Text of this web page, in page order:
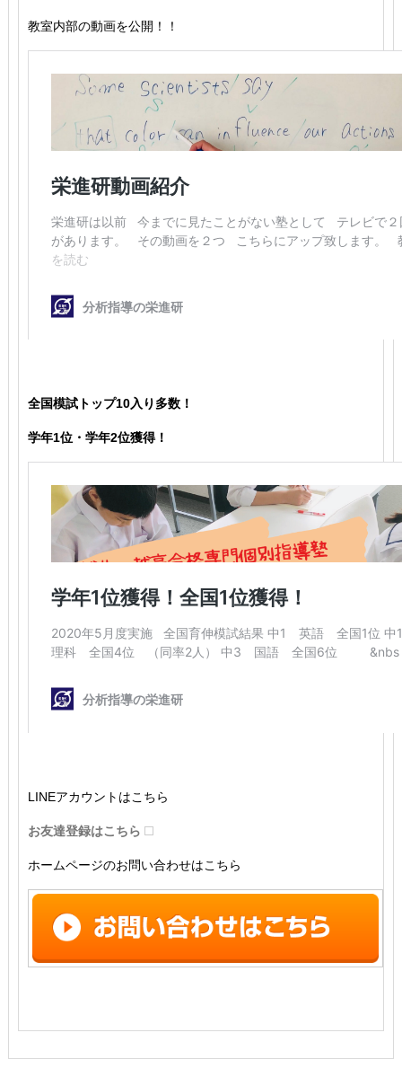
教室内部の動画を公開！！
全国模試トップ10入り多数！
学年1位・学年2位獲得！
LINEアカウントはこちら
お友達登録はこちら
ホームページのお問い合わせはこちら